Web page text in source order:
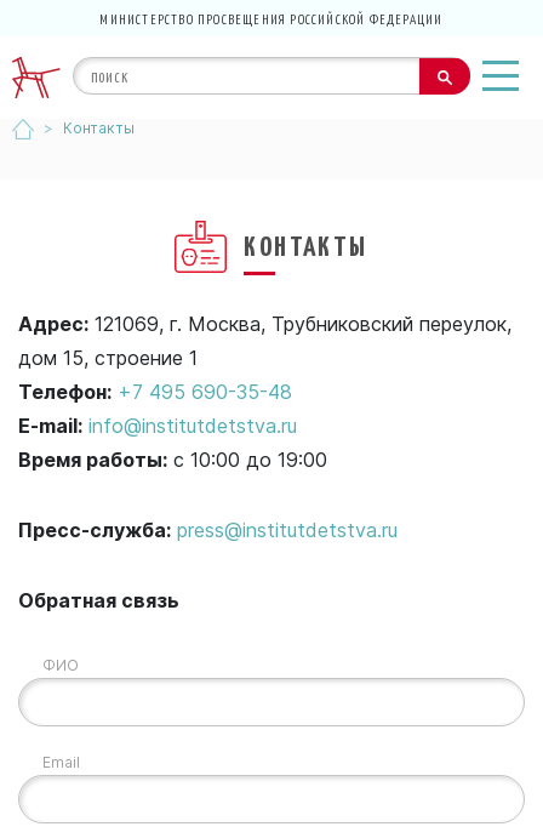
МИНИСТЕРСТВО ПРОСВЕЩЕНИЯ РОССИЙСКОЙ ФЕДЕРАЦИИ
> Контакты
КОНТАКТЫ
Адрес: 121069, г. Москва, Трубниковский переулок,
дом 15, строение 1
Телефон: +7 495 690-35-48
E-mail: info@institutdetstva.ru
Время работы: с 10:00 до 19:00
Пресс-служба: press@institutdetstva.ru
Обратная связь
ФИО
Email